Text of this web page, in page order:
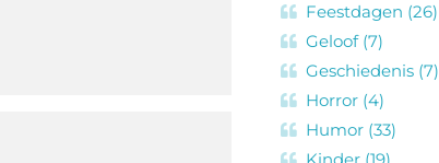
Feestdagen (26)
Geloof (7)
Geschiedenis (7)
Horror (4)
Humor (33)